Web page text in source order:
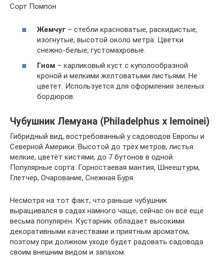
Сорт Помпон
Жемчуг – стебли красноватые, раскидистые,
изогнутые, высотой около метра. Цветки
снежно-белые, густомахровые.
Гном – карликовый куст с куполообразной
кроной и мелкими желтоватыми листьями. Не
цветет. Используется для оформления зеленых
бордюров.
Чубушник Лемуана (Philadelphus x lemoinei)
Гибридный вид, востребованный у садоводов Европы и
Северной Америки. Высотой до трёх метров, листья
мелкие, цветёт кистями, до 7 бутонов в одной.
Популярные сорта: Горностаевая мантия, Шнеештурм,
Глетчер, Очарование, Снежная Буря.
Несмотря на тот факт, что раньше чубушник
выращивался в садах намного чаще, сейчас он всё ещё
весьма популярен. Кустарник обладает высокими
декоративными качествами и приятным ароматом,
поэтому при должном уходе будет радовать садовода
своим внешним видом и запахом.